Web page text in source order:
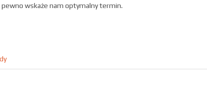
wskaże nam optymalny termin.